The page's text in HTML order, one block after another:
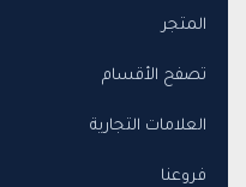
المتجر
تصفح الأقسام
العلامات التجارية
فروعنا